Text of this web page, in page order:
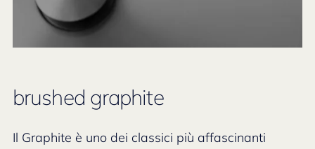
brushed graphite
Il Graphite è uno dei classici più affascinanti